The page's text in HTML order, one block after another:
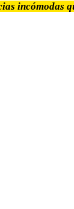
incómodas